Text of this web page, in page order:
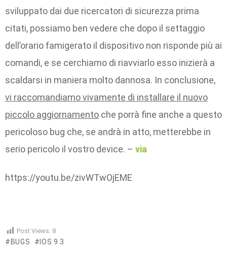
sviluppato dai due ricercatori di sicurezza prima
citati, possiamo ben vedere che dopo il settaggio
dell’orario famigerato il dispositivo non risponde più ai
comandi, e se cerchiamo di riavviarlo esso inizierà a
scaldarsi in maniera molto dannosa. In conclusione,
vi raccomandiamo vivamente di installare il nuovo
piccolo aggiornamento che porrà fine anche a questo
pericoloso bug che, se andrà in atto, metterebbe in
serio pericolo il vostro device. – via
https://youtu.be/zivWTwOjEME
Post Views: 8
BUGS IOS 9.3